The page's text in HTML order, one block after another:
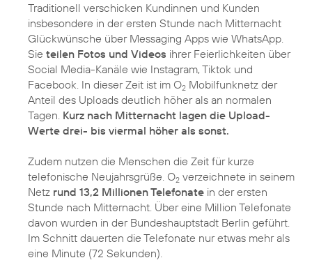
Traditionell verschicken Kundinnen und Kunden
insbesondere in der ersten Stunde nach Mitternacht
Glückwünsche über Messaging Apps wie WhatsApp.
Sie teilen Fotos und Videos ihrer Feierlichkeiten über
Social Media-Kanäle wie Instagram, Tiktok und
Facebook. In dieser Zeit ist im O2 Mobilfunknetz der
Anteil des Uploads deutlich höher als an normalen
Tagen. Kurz nach Mitternacht lagen die Upload-
Werte drei- bis viermal höher als sonst.
Zudem nutzen die Menschen die Zeit für kurze
telefonische Neujahrsgrüße. O2 verzeichnete in seinem
Netz rund 13,2 Millionen Telefonate in der ersten
Stunde nach Mitternacht. Über eine Million Telefonate
davon wurden in der Bundeshauptstadt Berlin geführt.
Im Schnitt dauerten die Telefonate nur etwas mehr als
eine Minute (72 Sekunden).